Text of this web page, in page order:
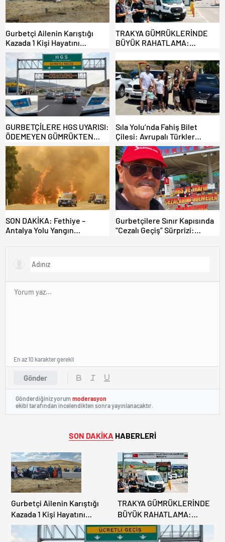
Gurbetçi Ailenin Karıştığı
Kazada 1 Kişi Hayatını
Kaybederken, 7 kişi Yaralandı.
TRAKYA GÜMRÜKLERİNDE
BÜYÜK RAHATLAMA:
ARAÇLARA AÇILIYOR!
GURBETÇİLERE HGS UYARISI:
ÖDEMEYEN GÜMRÜKTEN
ÇIKAMIYOR!
Sıla Yolu’nda Fahiş Bilet
Çilesi: Avrupalı Türkler
Karayollarına Akın Etti,
Gümrükler Kilitlendi!
SON DAKİKA: Fethiye –
Antalya Yolu Yangın
Gurbetçilere Sınır Kapısında
“Cezalı Geçiş” Sürprizi:
Gönder
En az 10 karakter gerekli
Gönderdiğiniz yorum moderasyon
ekibi tarafından incelendikten sonra yayınlanacaktır.
SON DAKİKA HABERLERİ
Gurbetçi Ailenin Karıştığı
Kazada 1 Kişi Hayatını
Kaybederken, 7 kişi
Yaralandı.
TRAKYA GÜMRÜKLERİNDE
BÜYÜK RAHATLAMA:
DEREKÖY HAFİF TİCARİ
ARAÇLARA AÇILIYOR!